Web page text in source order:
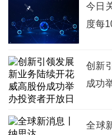
今日
度每
创新
成功
全球